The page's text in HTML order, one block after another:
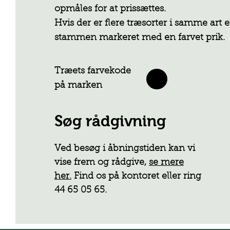
opmåles for at prissættes.
Hvis der er flere træsorter i samme art
stammen markeret med en farvet prik.
Træets farvekode
på marken
Søg rådgivning
Ved besøg i åbningstiden kan vi
vise frem og rådgive, se mere
her.Find os på kontoret eller ring
44 65 05 65.